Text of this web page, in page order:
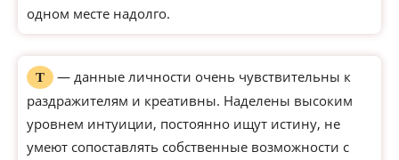
одном месте надолго.
Т
— данные личности очень чувствительны к
раздражителям и креативны. Наделены высоким
уровнем интуиции, постоянно ищут истину, не
умеют сопоставлять собственные возможности с